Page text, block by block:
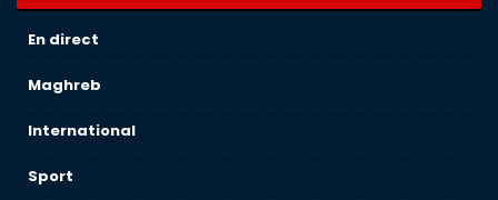
En direct
Maghreb
International
Sport